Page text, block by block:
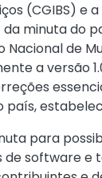
(CGIBS) e
da minuta
Nacional de
a versão
para
de software